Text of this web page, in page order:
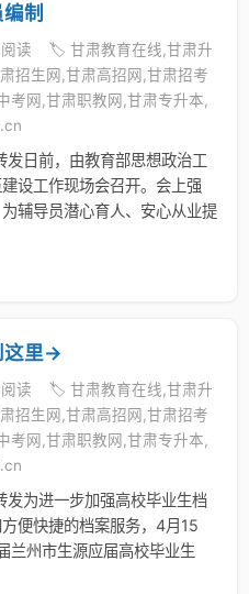
制
读
🏷️ 甘肃教育在线,甘肃升
招生网,甘肃高招网,甘肃招考
考网,甘肃职教网,甘肃专升本,
日前，由教育部思想政治工
设工作现场会召开。会上强
辅导员潜心育人、安心从业提
这里→
读
🏷️ 甘肃教育在线,甘肃升
招生网,甘肃高招网,甘肃招考
考网,甘肃职教网,甘肃专升本,
为进一步加强高校毕业生档
便快捷的档案服务，4月15
兰州市生源应届高校毕业生